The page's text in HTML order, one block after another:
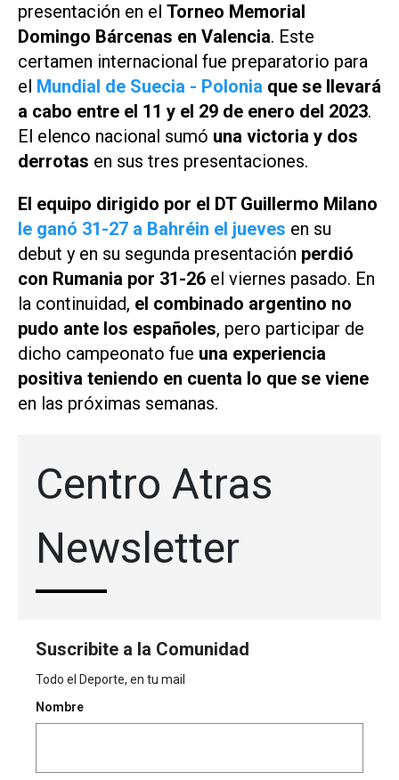
presentación en el Torneo Memorial
Domingo Bárcenas en Valencia. Este
certamen internacional fue preparatorio para
el Mundial de Suecia - Polonia que se llevará
a cabo entre el 11 y el 29 de enero del 2023.
El elenco nacional sumó una victoria y dos
derrotas en sus tres presentaciones.
El equipo dirigido por el DT Guillermo Milano
le ganó 31-27 a Bahréin el jueves en su
debut y en su segunda presentación perdió
con Rumania por 31-26 el viernes pasado. En
la continuidad, el combinado argentino no
pudo ante los españoles, pero participar de
dicho campeonato fue una experiencia
positiva teniendo en cuenta lo que se viene
en las próximas semanas.